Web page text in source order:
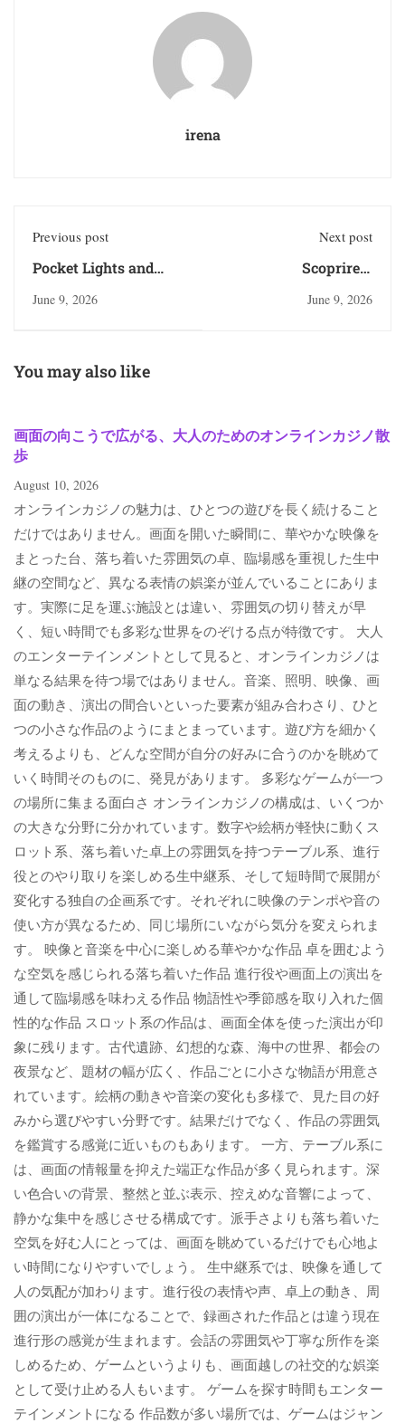
irena
Previous post
Pocket Lights and
Mobile-First Pulse of
June 9, 2026
Next post
Scoprire il
casinò online: una
June 9, 2026
You may also like
画面の向こうで広がる、大人のためのオンラインカジノ散
歩
August 10, 2026
オンラインカジノの魅力は、ひとつの遊びを長く続けること
だけではありません。画面を開いた瞬間に、華やかな映像を
まとった台、落ち着いた雰囲気の卓、臨場感を重視した生中
継の空間など、異なる表情の娯楽が並んでいることにありま
す。実際に足を運ぶ施設とは違い、雰囲気の切り替えが早
く、短い時間でも多彩な世界をのぞける点が特徴です。 大人
のエンターテインメントとして見ると、オンラインカジノは
単なる結果を待つ場ではありません。音楽、照明、映像、画
面の動き、演出の間合いといった要素が組み合わさり、ひと
つの小さな作品のようにまとまっています。遊び方を細かく
考えるよりも、どんな空間が自分の好みに合うのかを眺めて
いく時間そのものに、発見があります。 多彩なゲームが一つ
の場所に集まる面白さ オンラインカジノの構成は、いくつか
の大きな分野に分かれています。数字や絵柄が軽快に動くス
ロット系、落ち着いた卓上の雰囲気を持つテーブル系、進行
役とのやり取りを楽しめる生中継系、そして短時間で展開が
変化する独自の企画系です。それぞれに映像のテンポや音の
使い方が異なるため、同じ場所にいながら気分を変えられま
す。 映像と音楽を中心に楽しめる華やかな作品 卓を囲むよう
な空気を感じられる落ち着いた作品 進行役や画面上の演出を
通して臨場感を味わえる作品 物語性や季節感を取り入れた個
性的な作品 スロット系の作品は、画面全体を使った演出が印
象に残ります。古代遺跡、幻想的な森、海中の世界、都会の
夜景など、題材の幅が広く、作品ごとに小さな物語が用意さ
れています。絵柄の動きや音楽の変化も多様で、見た目の好
みから選びやすい分野です。結果だけでなく、作品の雰囲気
を鑑賞する感覚に近いものもあります。 一方、テーブル系に
は、画面の情報量を抑えた端正な作品が多く見られます。深
い色合いの背景、整然と並ぶ表示、控えめな音響によって、
静かな集中を感じさせる構成です。派手さよりも落ち着いた
空気を好む人にとっては、画面を眺めているだけでも心地よ
い時間になりやすいでしょう。 生中継系では、映像を通して
人の気配が加わります。進行役の表情や声、卓上の動き、周
囲の演出が一体になることで、録画された作品とは違う現在
進行形の感覚が生まれます。会話の雰囲気や丁寧な所作を楽
しめるため、ゲームというよりも、画面越しの社交的な娯楽
として受け止める人もいます。 ゲームを探す時間もエンター
テインメントになる 作品数が多い場所では、ゲームはジャン